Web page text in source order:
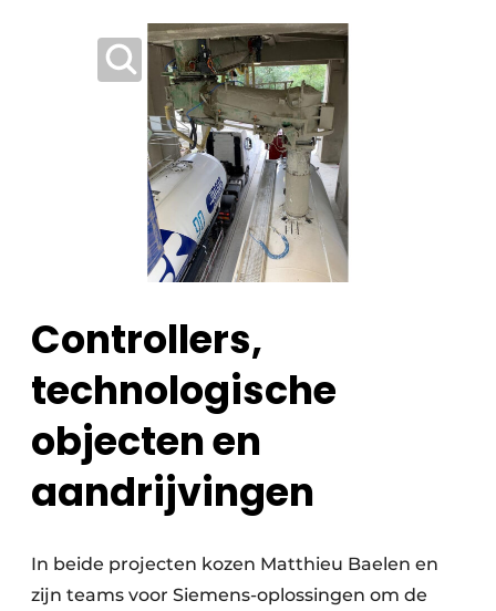
Controllers,
technologische
objecten en
aandrijvingen
In beide projecten kozen Matthieu Baelen en
zijn teams voor Siemens-oplossingen om de